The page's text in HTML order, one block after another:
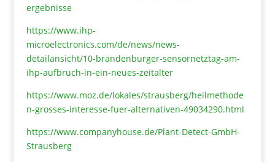
ergebnisse
https://www.ihp-
microelectronics.com/de/news/news-
detailansicht/10-brandenburger-sensornetztag-am-
ihp-aufbruch-in-ein-neues-zeitalter
https://www.moz.de/lokales/strausberg/heilmethode
n-grosses-interesse-fuer-alternativen-49034290.html
https://www.companyhouse.de/Plant-Detect-GmbH-
Strausberg